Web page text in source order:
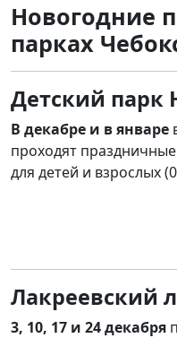
Новогодние
парках
Детский парк
В декабре и в январе
проходят
для детей и взрослых
Лакреевский
3, 10, 17 и 24 декабря